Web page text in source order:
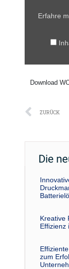
Erfahre
Download
ZURÜCK
Die
Kreative
Effizienz
zum